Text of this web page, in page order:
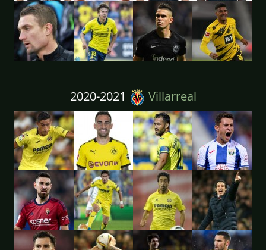
2020-2021 Villarreal